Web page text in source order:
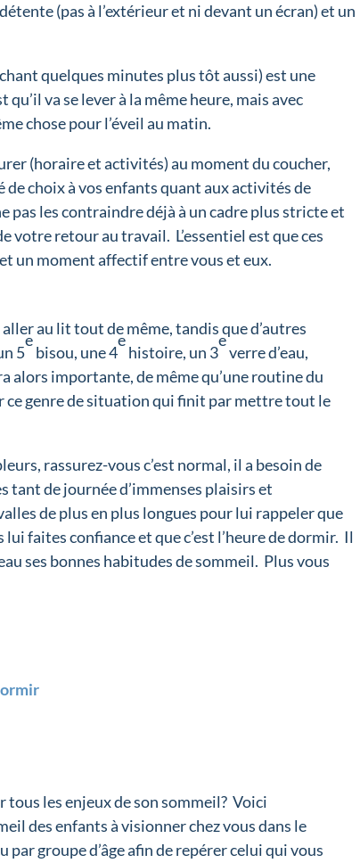
(pas à l’extérieur et ni devant un écran) et un
quelques minutes plus tôt aussi) est une
va se lever à la même heure, mais avec
chose pour l’éveil au matin.
(horaire et activités) au moment du coucher,
de choix à vos enfants quant aux activités de
pas les contraindre déjà à un cadre plus stricte et
votre retour au travail. L’essentiel est que ces
un moment affectif entre vous et eux.
au lit tout de même, tandis que d’autres
5
e
bisou, une 4
e
histoire, un 3
e
verre d’eau,
alors importante, de même qu’une routine du
ce genre de situation qui finit par mettre tout le
rassurez-vous c’est normal, il a besoin de
tant de journée d’immenses plaisirs et
de plus en plus longues pour lui rappeler que
lui faites confiance et que c’est l’heure de dormir. Il
ses bonnes habitudes de sommeil. Plus vous
les enjeux de son sommeil? Voici
des enfants à visionner chez vous dans le
groupe d’âge afin de repérer celui qui vous